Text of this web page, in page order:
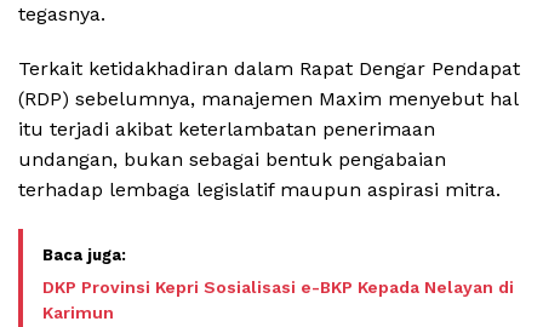
tegasnya.
Terkait ketidakhadiran dalam Rapat Dengar Pendapat
(RDP) sebelumnya, manajemen Maxim menyebut hal
itu terjadi akibat keterlambatan penerimaan
undangan, bukan sebagai bentuk pengabaian
terhadap lembaga legislatif maupun aspirasi mitra.
DKP Provinsi Kepri Sosialisasi e-BKP Kepada Nelayan di
Karimun